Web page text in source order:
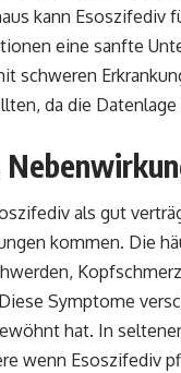
kann
eine sanfte
schweren
da die
als gut
kommen. Die
Symptome
hat. In
wenn Esoszifediv